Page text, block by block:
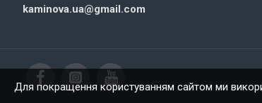
kaminova.ua@gmail.com
Для покращення користуванням сайтом ми